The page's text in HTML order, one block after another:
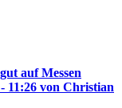
auf Messen
11:26 von Christian